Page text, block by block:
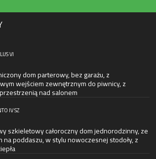
VI
dom parterowy, bez garażu, z
wejściem zewnętrznym do piwnicy, z
nad salonem
IV SZ
szkieletowy całoroczny dom jednorodzinny, ze
na poddaszu, w stylu nowoczesnej stodoły, z